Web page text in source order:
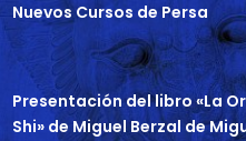
Nuevos Cursos de Persa
Presentación del libro «La
Shi» de Miguel Berzal de